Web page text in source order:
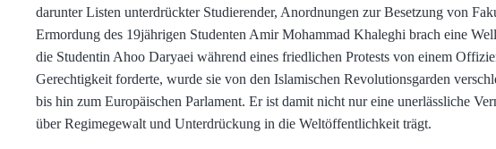
darunter Listen unterdrückter Studierender, Anordnungen zur Besetzung von
Ermordung des 19jährigen Studenten Amir Mohammad Khaleghi brach eine
die Studentin Ahoo Daryaei während eines friedlichen Protests von einem
Gerechtigkeit forderte, wurde sie von den Islamischen Revolutionsgarden
bis hin zum Europäischen Parlament. Er ist damit nicht nur eine unerlässliche
über Regimegewalt und Unterdrückung in die Weltöffentlichkeit trägt.